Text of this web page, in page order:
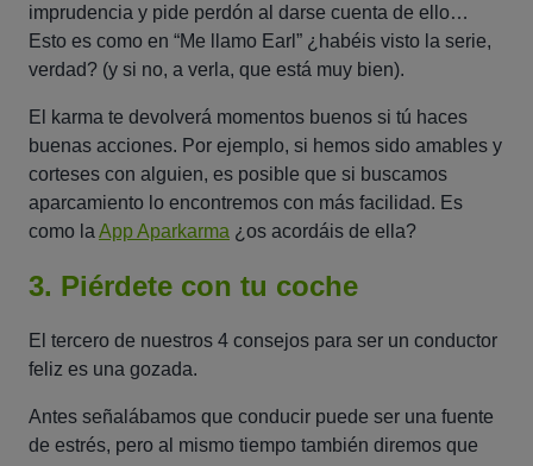
imprudencia y pide perdón al darse cuenta de ello…
Esto es como en “Me llamo Earl ” ¿habéis visto la serie,
verdad? (y si no, a verla, que está muy bien).
El karma te devolverá momentos buenos si tú haces
buenas acciones. Por ejemplo, si hemos sido amables y
corteses con alguien, es posible que si buscamos
aparcamiento lo encontremos con más facilidad. Es
como la App Aparkarma ¿os acordáis de ella?
3. Piérdete con tu coche
El tercero de nuestros 4 consejos para ser un conductor
feliz es una gozada.
Antes señalábamos que conducir puede ser una fuente
de estrés, pero al mismo tiempo también diremos que